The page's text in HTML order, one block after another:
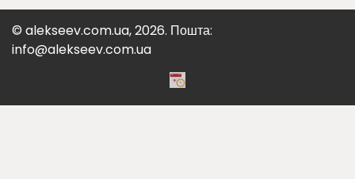
© alekseev.com.ua, 2026. Пошта:
info@alekseev.com.ua